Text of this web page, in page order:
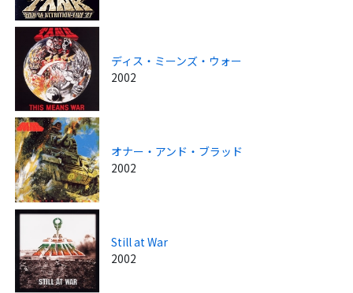
ディス・ミーンズ・ウォー
2002
オナー・アンド・ブラッド
2002
Still at War
2002